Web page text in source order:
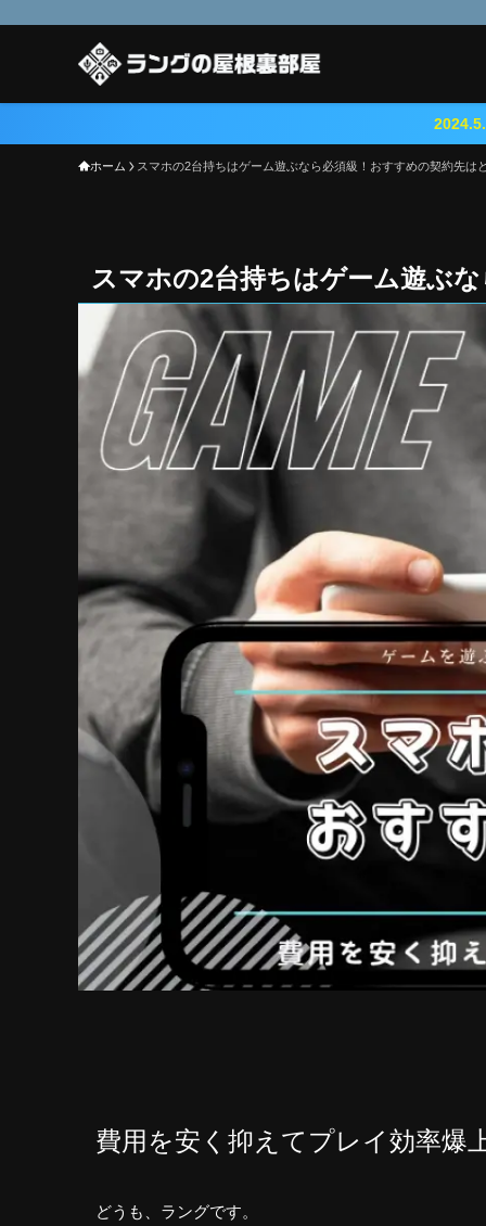
2024.5.23 『鳴潮（メイチ
ホーム スマホの2台持ちはゲーム遊ぶなら必須級！おすすめの契約先は
スマホの2台持ちはゲーム遊ぶ
費用を安く抑えてプレイ効率爆
どうも、ラングです。